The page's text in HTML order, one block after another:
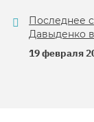
Последнее
Давыденко
19 февраля